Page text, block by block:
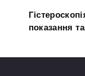
показання